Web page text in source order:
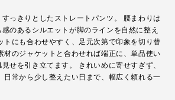
っきりとしたストレートパンツ。 腰まわりは
のあるシルエットが脚のラインを自然に整え
トにも合わせやすく、足元次第で印象を切り替
材のジャケットと合わせれば端正に、単品使い
せを引き立てます。 きれいめに寄せすぎず、
日常から少し整えたい日まで、幅広く頼れる一